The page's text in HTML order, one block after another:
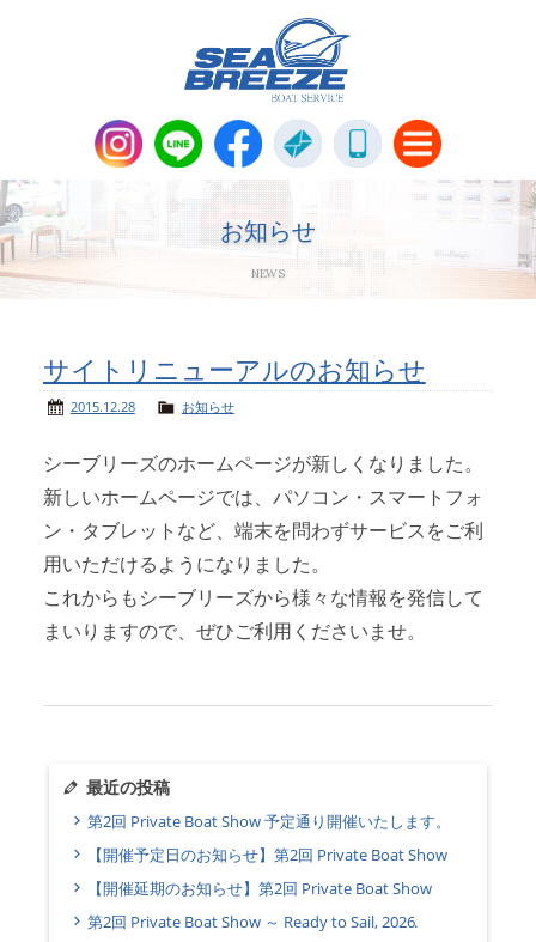
新艇・中古艇情報
メンテナンス
Parts＆Apparel
パーツ販売・アパレル商品
Company
会社概要
アクセスマップ
お問い合わせ
お知らせ
NEWS
サイトリニューアルのお知らせ
2015.12.28 お知らせ
シーブリーズのホームページが新しくなりました。
新しいホームページでは、パソコン・スマートフォ
ン・タブレットなど、端末を問わずサービスをご利
用いただけるようになりました。
これからもシーブリーズから様々な情報を発信して
まいりますので、ぜひご利用くださいませ。
最近の投稿
第2回 Private Boat Show 予定通り開催いたします。
【開催予定日のお知らせ】第2回 Private Boat Show
【開催延期のお知らせ】第2回 Private Boat Show
第2回 Private Boat Show ～ Ready to Sail, 2026.